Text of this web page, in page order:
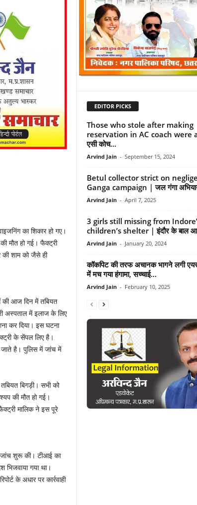
का शिकार हो गए।
मौत हो गई। फैक्ट्री
की शाम को जैसे ही
की आज दिन में तबियत
अस्पताल में इलाज के लिए
कर दिया। इस घटना
के सेंपल लिए है।
है। पुलिस में जांच में
बिगड़ी। सभी को
की मौत हो गई।
मालिक ने इस पूरे
जांच शुरू की। टीआई का
भिजवाया गया था।
के अधार पर कार्रवाही
EDITOR PICKS
Those who stole after making
reservation in AC coach were
एसी कोच...
Arvind Jain - September 15, 2024
Betul collector strict on
Ganga campaign | जल गंगा
Arvind Jain - April 7, 2025
3 girls still missing from
children’s shelter | इंदौर के बाल
Arvind Jain - January 20, 2024
कॉकपिट की तरफ अचानक भागने लगी
में मच गया हंगामा, सच्चाई...
Arvind Jain - February 10, 2025